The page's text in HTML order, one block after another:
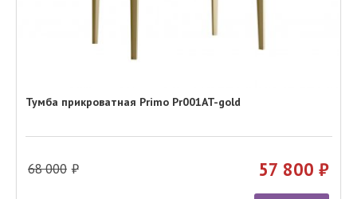
Тумба прикроватная Primo Pr001AT-gold
68 000 57 800